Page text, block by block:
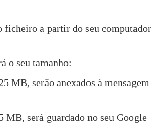
ficheiro a partir do seu computador
o seu tamanho:
MB, serão anexados à mensagem
será guardado no seu Google